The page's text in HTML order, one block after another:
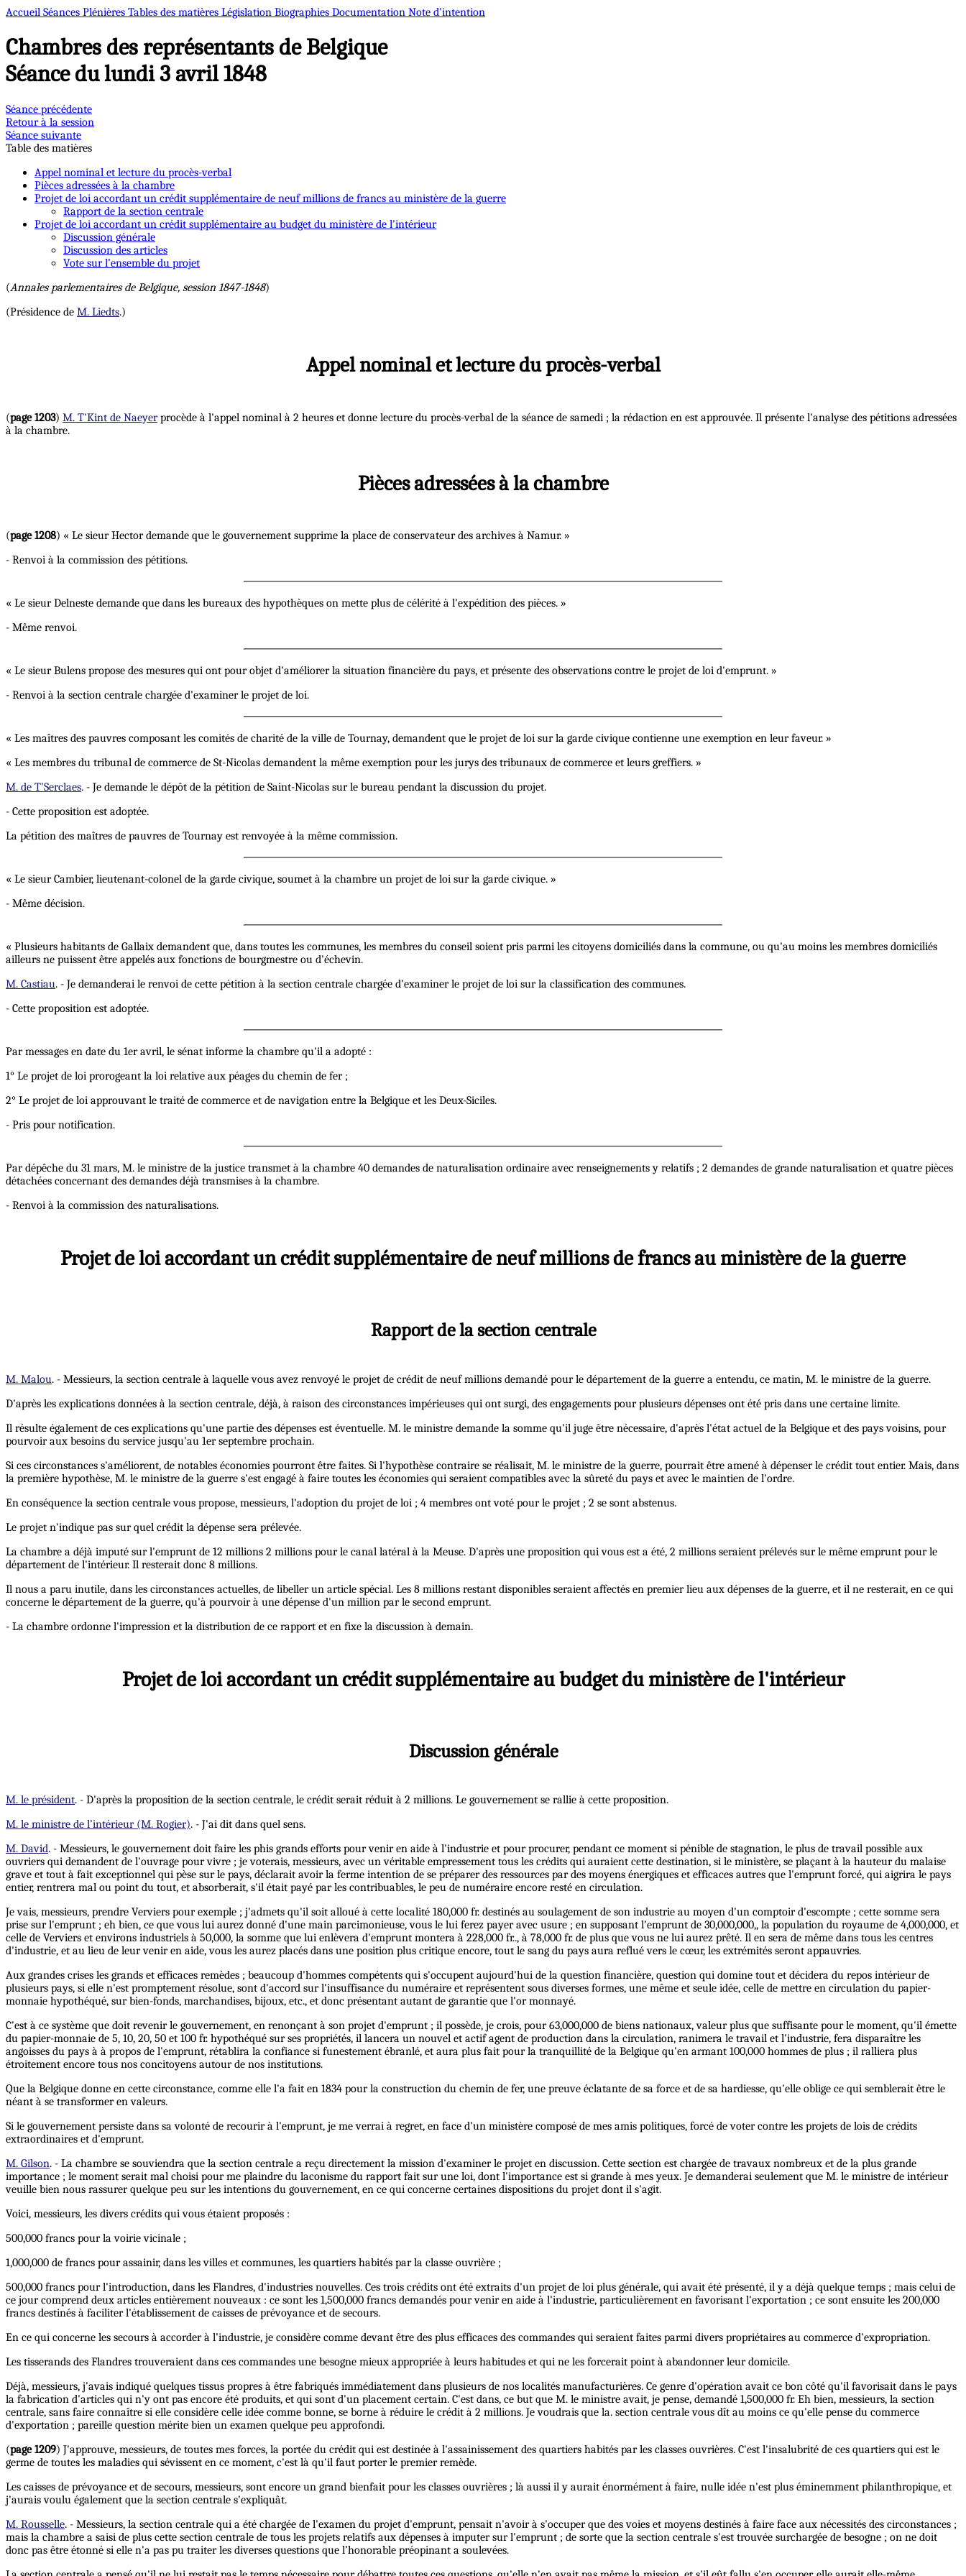
Accueil Séances Plénières Tables des matières Législation Biographies Documentation Note d’intention
Chambres des représentants de Belgique
Séance du lundi 3 avril 1848
Séance précédente
Retour à la session
Séance suivante
Table des matières
Appel nominal et lecture du procès-verbal
Pièces adressées à la chambre
Projet de loi accordant un crédit supplémentaire de neuf millions de francs au ministère de la guerre
Rapport de la section centrale
Projet de loi accordant un crédit supplémentaire au budget du ministère de l'intérieur
Discussion générale
Discussion des articles
Vote sur l’ensemble du projet
(Annales parlementaires de Belgique, session 1847-1848)
(Présidence de M. Liedts.)
Appel nominal et lecture du procès-verbal
(page 1203) M. T'Kint de Naeyerprocède à l'appel nominal à 2 heures et donne lecture du procès-verbal de la séance de samedi ; la rédaction en est approuvée. Il présente l'analyse des pétitions adressées
à la chambre.
Pièces adressées à la chambre
(page 1208) « Le sieur Hector demande que le gouvernement supprime la place de conservateur des archives à Namur. »
- Renvoi à la commission des pétitions.
« Le sieur Delneste demande que dans les bureaux des hypothèques on mette plus de célérité à l'expédition des pièces. »
- Même renvoi.
« Le sieur Bulens propose des mesures qui ont pour objet d'améliorer la situation financière du pays, et présente des observations contre le projet de loi d'emprunt. »
- Renvoi à la section centrale chargée d'examiner le projet de loi.
« Les maîtres des pauvres composant les comités de charité de la ville de Tournay, demandent que le projet de loi sur la garde civique contienne une exemption en leur faveur. »
« Les membres du tribunal de commerce de St-Nicolas demandent la même exemption pour les jurys des tribunaux de commerce et leurs greffiers. »
M. de T'Serclaes. - Je demande le dépôt de la pétition de Saint-Nicolas sur le bureau pendant la discussion du projet.
- Cette proposition est adoptée.
La pétition des maîtres de pauvres de Tournay est renvoyée à la même commission.
« Le sieur Cambier, lieutenant-colonel de la garde civique, soumet à la chambre un projet de loi sur la garde civique. »
- Même décision.
« Plusieurs habitants de Gallaix demandent que, dans toutes les communes, les membres du conseil soient pris parmi les citoyens domiciliés dans la commune, ou qu'au moins les membres domiciliés
ailleurs ne puissent être appelés aux fonctions de bourgmestre ou d'échevin.
M. Castiau. - Je demanderai le renvoi de cette pétition à la section centrale chargée d'examiner le projet de loi sur la classification des communes.
- Cette proposition est adoptée.
Par messages en date du 1er avril, le sénat informe la chambre qu'il a adopté :
1° Le projet de loi prorogeant la loi relative aux péages du chemin de fer ;
2° Le projet de loi approuvant le traité de commerce et de navigation entre la Belgique et les Deux-Siciles.
- Pris pour notification.
Par dépêche du 31 mars, M. le ministre de la justice transmet à la chambre 40 demandes de naturalisation ordinaire avec renseignements y relatifs ; 2 demandes de grande naturalisation et quatre pièces
détachées concernant des demandes déjà transmises à la chambre.
- Renvoi à la commission des naturalisations.
Projet de loi accordant un crédit supplémentaire de neuf millions de francs au ministère de la guerre
Rapport de la section centrale
M. Malou. - Messieurs, la section centrale à laquelle vous avez renvoyé le projet de crédit de neuf millions demandé pour le département de la guerre a entendu, ce matin, M. le ministre de la guerre.
D'après les explications données à la section centrale, déjà, à raison des circonstances impérieuses qui ont surgi, des engagements pour plusieurs dépenses ont été pris dans une certaine limite.
Il résulte également de ces explications qu'une partie des dépenses est éventuelle. M. le ministre demande la somme qu'il juge être nécessaire, d'après l'état actuel de la Belgique et des pays voisins, pour
pourvoir aux besoins du service jusqu'au 1er septembre prochain.
Si ces circonstances s'améliorent, de notables économies pourront être faites. Si l'hypothèse contraire se réalisait, M. le ministre de la guerre, pourrait être amené à dépenser le crédit tout entier. Mais, dans
la première hypothèse, M. le ministre de la guerre s'est engagé à faire toutes les économies qui seraient compatibles avec la sûreté du pays et avec le maintien de l'ordre.
En conséquence la section centrale vous propose, messieurs, l'adoption du projet de loi ; 4 membres ont voté pour le projet ; 2 se sont abstenus.
Le projet n'indique pas sur quel crédit la dépense sera prélevée.
La chambre a déjà imputé sur l'emprunt de 12 millions 2 millions pour le canal latéral à la Meuse. D'après une proposition qui vous est a été, 2 millions seraient prélevés sur le même emprunt pour le
département de l'intérieur. Il resterait donc 8 millions.
Il nous a paru inutile, dans les circonstances actuelles, de libeller un article spécial. Les 8 millions restant disponibles seraient affectés en premier lieu aux dépenses de la guerre, et il ne resterait, en ce qui
concerne le département de la guerre, qu'à pourvoir à une dépense d'un million par le second emprunt.
- La chambre ordonne l'impression et la distribution de ce rapport et en fixe la discussion à demain.
Projet de loi accordant un crédit supplémentaire au budget du ministère de l'intérieur
Discussion générale
M. le président. - D'après la proposition de la section centrale, le crédit serait réduit à 2 millions. Le gouvernement se rallie à cette proposition.
M. le ministre de l’intérieur (M. Rogier). - J'ai dit dans quel sens.
M. David. - Messieurs, le gouvernement doit faire les phis grands efforts pour venir en aide à l'industrie et pour procurer, pendant ce moment si pénible de stagnation, le plus de travail possible aux
ouvriers qui demandent de l'ouvrage pour vivre ; je voterais, messieurs, avec un véritable empressement tous les crédits qui auraient cette destination, si le ministère, se plaçant à la hauteur du malaise
grave et tout à fait exceptionnel qui pèse sur le pays, déclarait avoir la ferme intention de se préparer des ressources par des moyens énergiques et efficaces autres que l'emprunt forcé, qui aigrira le pays
entier, rentrera mal ou point du tout, et absorberait, s'il était payé par les contribuables, le peu de numéraire encore resté en circulation.
Je vais, messieurs, prendre Verviers pour exemple ; j'admets qu'il soit alloué à cette localité 180,000 fr. destinés au soulagement de son industrie au moyen d'un comptoir d'escompte ; cette somme sera
prise sur l'emprunt ; eh bien, ce que vous lui aurez donné d'une main parcimonieuse, vous le lui ferez payer avec usure ; en supposant l'emprunt de 30,000,000,, la population du royaume de 4,000,000, et
celle de Verviers et environs industriels à 50,000, la somme que lui enlèvera d'emprunt montera à 228,000 fr.., à 78,000 fr. de plus que vous ne lui aurez prêté. Il en sera de même dans tous les centres
d'industrie, et au lieu de leur venir en aide, vous les aurez placés dans une position plus critique encore, tout le sang du pays aura reflué vers le cœur, les extrémités seront appauvries.
Aux grandes crises les grands et efficaces remèdes ; beaucoup d'hommes compétents qui s'occupent aujourd'hui de la question financière, question qui domine tout et décidera du repos intérieur de
plusieurs pays, si elle n'est promptement résolue, sont d'accord sur l'insuffisance du numéraire et représentent sous diverses formes, une même et seule idée, celle de mettre en circulation du papier-
monnaie hypothéqué, sur bien-fonds, marchandises, bijoux, etc., et donc présentant autant de garantie que l'or monnayé.
C'est à ce système que doit revenir le gouvernement, en renonçant à son projet d'emprunt ; il possède, je crois, pour 63,000,000 de biens nationaux, valeur plus que suffisante pour le moment, qu'il émette
du papier-monnaie de 5, 10, 20, 50 et 100 fr. hypothéqué sur ses propriétés, il lancera un nouvel et actif agent de production dans la circulation, ranimera le travail et l'industrie, fera disparaître les
angoisses du pays à à propos de l'emprunt, rétablira la confiance si funestement ébranlé, et aura plus fait pour la tranquillité de la Belgique qu'en armant 100,000 hommes de plus ; il ralliera plus
étroitement encore tous nos concitoyens autour de nos institutions.
Que la Belgique donne en cette circonstance, comme elle l'a fait en 1834 pour la construction du chemin de fer, une preuve éclatante de sa force et de sa hardiesse, qu'elle oblige ce qui semblerait être le
néant à se transformer en valeurs.
Si le gouvernement persiste dans sa volonté de recourir à l'emprunt, je me verrai à regret, en face d'un ministère composé de mes amis politiques, forcé de voter contre les projets de lois de crédits
extraordinaires et d'emprunt.
M. Gilson. - La chambre se souviendra que la section centrale a reçu directement la mission d'examiner le projet en discussion. Cette section est chargée de travaux nombreux et de la plus grande
importance ; le moment serait mal choisi pour me plaindre du laconisme du rapport fait sur une loi, dont l'importance est si grande à mes yeux. Je demanderai seulement que M. le ministre de intérieur
veuille bien nous rassurer quelque peu sur les intentions du gouvernement, en ce qui concerne certaines dispositions du projet dont il s'agit.
Voici, messieurs, les divers crédits qui vous étaient proposés :
500,000 francs pour la voirie vicinale ;
1,000,000 de francs pour assainir, dans les villes et communes, les quartiers habités par la classe ouvrière ;
500,000 francs pour l'introduction, dans les Flandres, d'industries nouvelles. Ces trois crédits ont été extraits d'un projet de loi plus générale, qui avait été présenté, il y a déjà quelque temps ; mais celui de
ce jour comprend deux articles entièrement nouveaux : ce sont les 1,500,000 francs demandés pour venir en aide à l'industrie, particulièrement en favorisant l'exportation ; ce sont ensuite les 200,000
francs destinés à faciliter l'établissement de caisses de prévoyance et de secours.
En ce qui concerne les secours à accorder à l’industrie, je considère comme devant être des plus efficaces des commandes qui seraient faites parmi divers propriétaires au commerce d'expropriation.
Les tisserands des Flandres trouveraient dans ces commandes une besogne mieux appropriée à leurs habitudes et qui ne les forcerait point à abandonner leur domicile.
Déjà, messieurs, j'avais indiqué quelques tissus propres à être fabriqués immédiatement dans plusieurs de nos localités manufacturières. Ce genre d'opération avait ce bon côté qu'il favorisait dans le pays
la fabrication d'articles qui n'y ont pas encore été produits, et qui sont d'un placement certain. C'est dans, ce but que M. le ministre avait, je pense, demandé 1,500,000 fr. Eh bien, messieurs, la section
centrale, sans faire connaître si elle considère celle idée comme bonne, se borne à réduire le crédit à 2 millions. Je voudrais que la. section centrale vous dît au moins ce qu'elle pense du commerce
d'exportation ; pareille question mérite bien un examen quelque peu approfondi.
(page 1209) J'approuve, messieurs, de toutes mes forces, la portée du crédit qui est destinée à l'assainissement des quartiers habités par les classes ouvrières. C'est l'insalubrité de ces quartiers qui est le
germe de toutes les maladies qui sévissent en ce moment, c'est là qu'il faut porter le premier remède.
Les caisses de prévoyance et de secours, messieurs, sont encore un grand bienfait pour les classes ouvrières ; là aussi il y aurait énormément à faire, nulle idée n'est plus éminemment philanthropique, et
j'aurais voulu également que la section centrale s'expliquât.
M. Rousselle. - Messieurs, la section centrale qui a été chargée de l'examen du projet d'emprunt, pensait n'avoir à s'occuper que des voies et moyens destinés à faire face aux nécessités des circonstances ;
mais la chambre a saisi de plus cette section centrale de tous les projets relatifs aux dépenses à imputer sur l'emprunt ; de sorte que la section centrale s'est trouvée surchargée de besogne ; on ne doit
donc pas être étonné si elle n'a pas pu traiter les diverses questions que l’honorable préopinant a soulevées.